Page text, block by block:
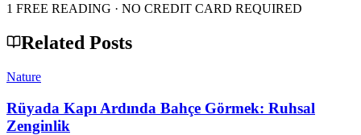
1 FREE READING · NO CREDIT CARD REQUIRED
Related Posts
Nature
Rüyada Kapı Ardında Bahçe Görmek: Ruhsal
Zenginlik